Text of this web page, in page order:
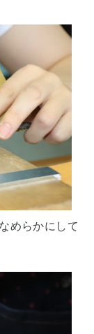
めらかにして